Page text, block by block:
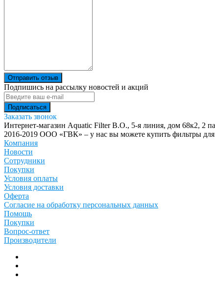
Отправить отзыв
Подпишись на рассылку новостей и акций
Заказать звонок
Интернет-магазин Aquatic Filter В.О., 5-я линия, дом 68к2, 2
2016-2019 ООО «ГВК» – у нас вы можете купить фильтры для
Компания
Новости
Сотрудники
Покупки
Условия оплаты
Условия доставки
Оферта
Согласие на обработку персональных данных
Помощь
Покупки
Вопрос-ответ
Производители